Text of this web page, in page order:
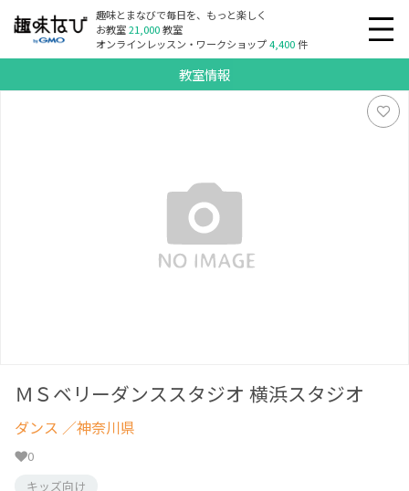
趣味とまなびで毎日を、もっと楽しく
お教室21,000教室
オンラインレッスン・ワークショップ4,400件
教室情報
ＭＳベリーダンススタジオ 横浜スタジオ
ダンス ／神奈川県
0
キッズ向け